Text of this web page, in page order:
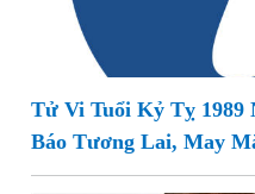
Tử Vi Tuổi Kỷ Tỵ 1989
Báo Tương Lai, May